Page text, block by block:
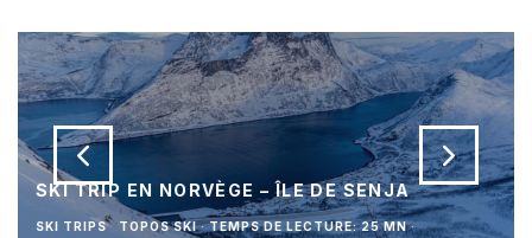
SKI TRIP EN NORVÈGE – ÎLE DE SENJA
SKI TRIPS TOPOS SKI · TEMPS DE LECTURE: 25 MN ·